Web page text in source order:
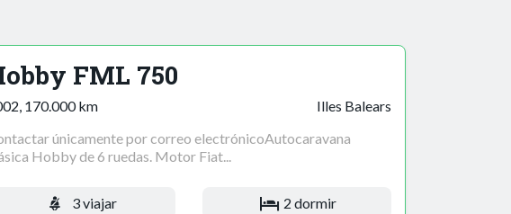
FML 750
170.000 km
Illes Balears
únicamente por correo electrónicoAutocaravana
Hobby de 6 ruedas. Motor Fiat...
3 viajar 2 dormir